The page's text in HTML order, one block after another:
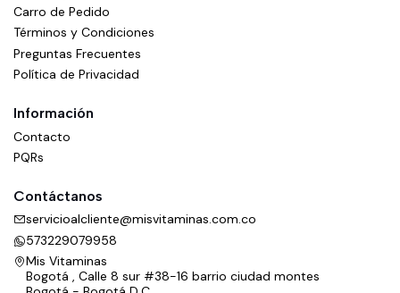
Carro de Pedido
Términos y Condiciones
Preguntas Frecuentes
Política de Privacidad
Información
Contacto
PQRs
Contáctanos
servicioalcliente@misvitaminas.com.co
573229079958
Mis Vitaminas
Bogotá , Calle 8 sur #38-16 barrio ciudad montes